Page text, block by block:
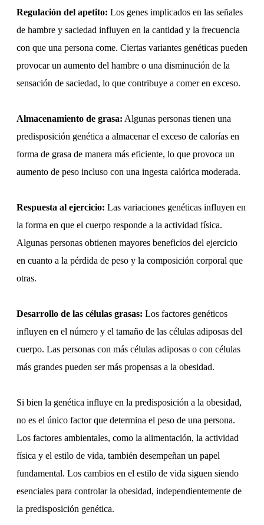
Regulación del apetito: Los genes implicados en las señales
de hambre y saciedad influyen en la cantidad y la frecuencia
con que una persona come. Ciertas variantes genéticas pueden
provocar un aumento del hambre o una disminución de la
sensación de saciedad, lo que contribuye a comer en exceso.
Almacenamiento de grasa: Algunas personas tienen una
predisposición genética a almacenar el exceso de calorías en
forma de grasa de manera más eficiente, lo que provoca un
aumento de peso incluso con una ingesta calórica moderada.
Respuesta al ejercicio: Las variaciones genéticas influyen en
la forma en que el cuerpo responde a la actividad física.
Algunas personas obtienen mayores beneficios del ejercicio
en cuanto a la pérdida de peso y la composición corporal que
otras.
Desarrollo de las células grasas: Los factores genéticos
influyen en el número y el tamaño de las células adiposas del
cuerpo. Las personas con más células adiposas o con células
más grandes pueden ser más propensas a la obesidad.
Si bien la genética influye en la predisposición a la obesidad,
no es el único factor que determina el peso de una persona.
Los factores ambientales, como la alimentación, la actividad
física y el estilo de vida, también desempeñan un papel
fundamental. Los cambios en el estilo de vida siguen siendo
esenciales para controlar la obesidad, independientemente de
la predisposición genética.